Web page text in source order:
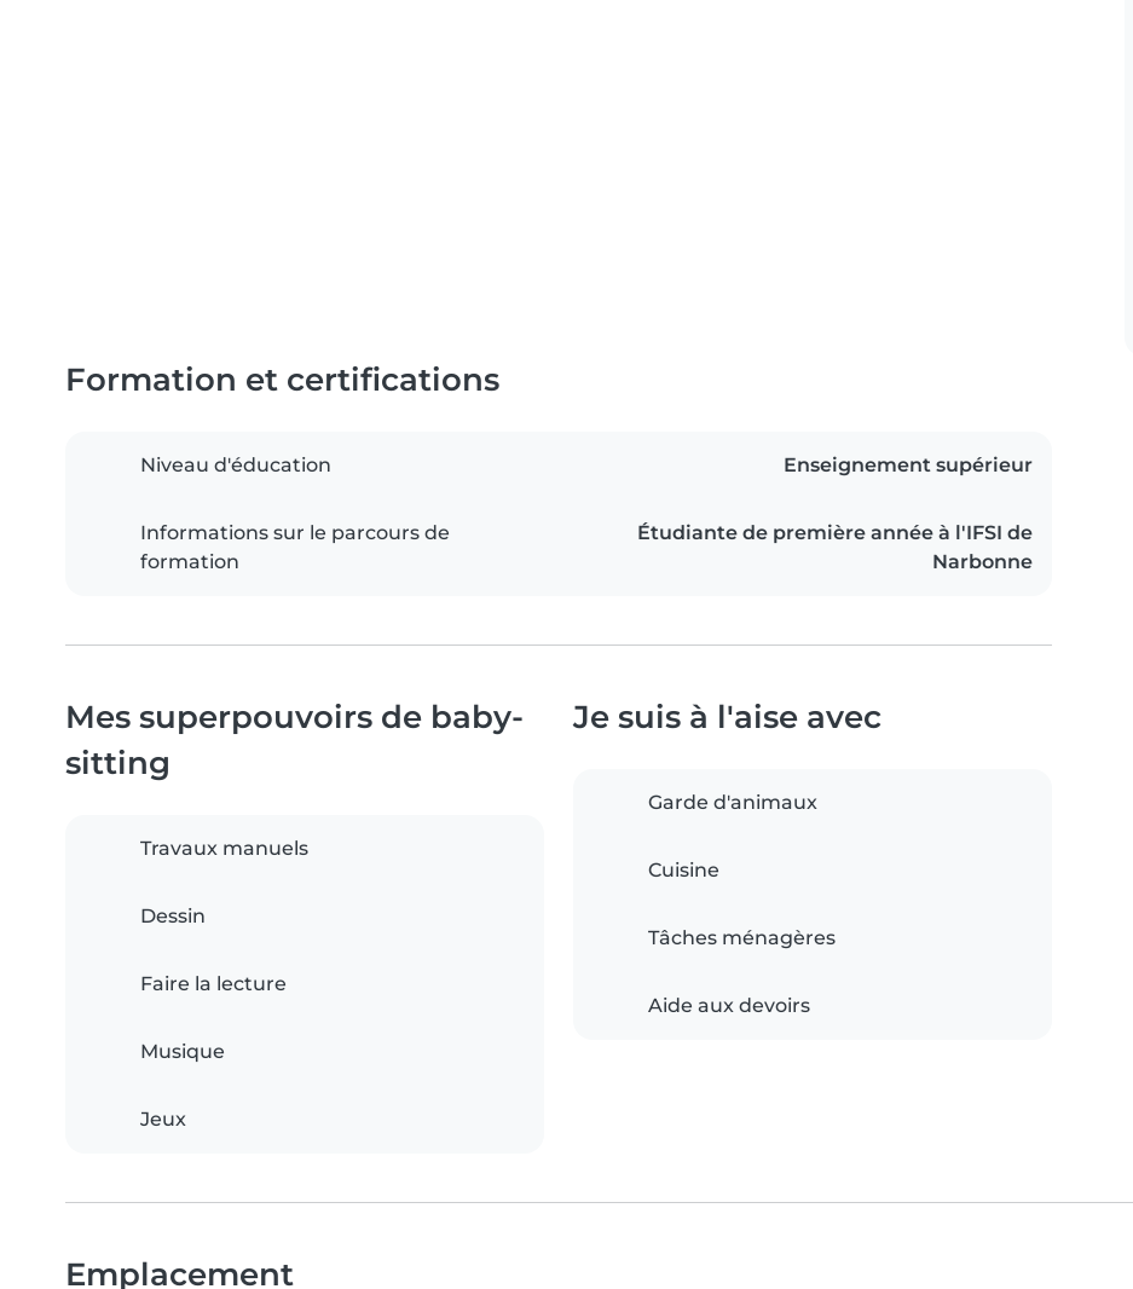
Formation et certifications
Niveau d'éducation Enseignement supérieur
Informations sur le parcours de
formation
Étudiante de première année à l'IFSI de
Narbonne
Mes superpouvoirs de baby-
sitting
Travaux manuels
Dessin
Faire la lecture
Musique
Jeux
Je suis à l'aise avec
Garde d'animaux
Cuisine
Tâches ménagères
Aide aux devoirs
Emplacement